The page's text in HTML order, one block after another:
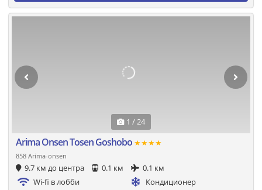
1 / 24
Arima Onsen Tosen Goshobo ★★★★
858 Arima-onsen
9.7 км до центра 0.1 км
0.1 км
Wi-fi в лобби
Кондиционер